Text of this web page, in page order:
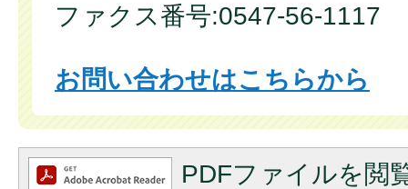
ファクス番号:0547-56-1117
お問い合わせはこちらから
PDFファイルを閲